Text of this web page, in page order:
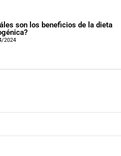
son los beneficios de la dieta
2024